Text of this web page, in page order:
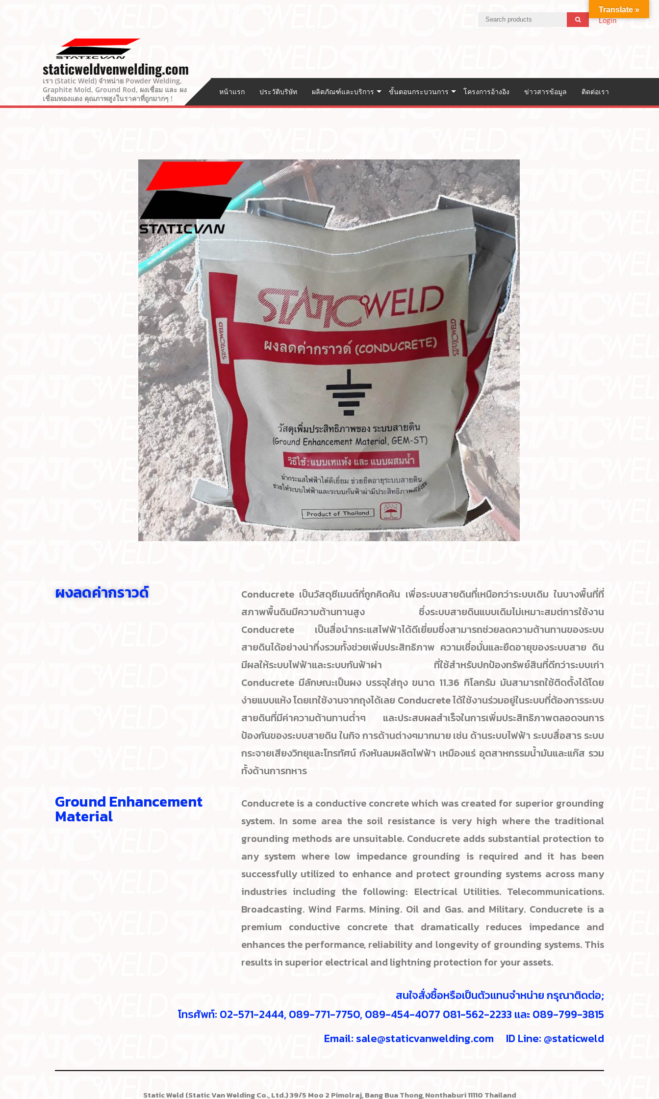
Login
staticweldvenwelding.com
เรา (Static Weld) จำหน่าย Powder Welding,
Graphite Mold, Ground Rod, ผงเชื่อม และ ผง
เชื่อมทองแดง คุณภาพสูงในราคาที่ถูกมากๆ !
หน้าแรก ประวัติบริษัท ผลิตภัณฑ์และบริการ ขั้นตอนกระบวนการ โครงการอ้างอิง ข่าวสารข้อมูล ติดต่อเรา
ผงลดค่ากราวด์
Conducrete เป็นวัสดุซีเมนต์ที่ถูกคิดค้น เพื่อระบบสายดินที่เหนือกว่าระบบเดิม ในบางพื้นที่ที่
สภาพพื้นดินมีความต้านทานสูง ซึ่งระบบสายดินแบบเดิมไม่เหมาะสมต่การใช้งาน
Conducrete เป็นสื่อนำกระแสไฟฟ้าได้ดีเยี่ยมซึ่งสามารถช่วยลดความต้านทานของระบบ
สายดินได้อย่างน่าทึ่งรวมทั้งช่วยเพิ่มประสิทธิภาพ ความเชื่อมั่นและยืดอายุของระบบสาย ดิน
มีผลให้ระบบไฟฟ้าและระบบกันฟ้าผ่า ที่ใช้สำหรับปกป้องทรัพย์สินที่ดีกว่าระบบเก่า
Conducrete มีลักษณะเป็นผง บรรจุใส่ถุง ขนาด 11.36 กิโลกรัม มันสามารถใช้ติดตั้งได้โดย
ง่ายแบบแห้ง โดยเทใช้งานจากถุงได้เลย Conducrete ได้ใช้งานร่วมอยู่ในระบบที่ต้องการระบบ
สายดินที่มีค่าความต้านทานต่ำๆ และประสบผลสำเร็จในการเพิ่มประสิทธิภาพตลอดจนการ
ป้องกันของระบบสายดิน ในกิจ การด้านต่างๆมากมาย เช่น ด้านระบบไฟฟ้า ระบบสื่อสาร ระบบ
กระจายเสียงวิทยุและโทรทัศน์ กังหันลมผลิตไฟฟ้า เหมืองแร่ อุตสาหกรรมน้ำมันและแก๊ส รวม
ทั้งด้านการทหาร
Ground Enhancement
Material
Conducrete is a conductive concrete which was created for superior grounding
system. In some area the soil resistance is very high where the traditional
grounding methods are unsuitable. Conducrete adds substantial protection to
any system where low impedance grounding is required and it has been
successfully utilized to enhance and protect grounding systems across many
industries including the following: Electrical Utilities. Telecommunications.
Broadcasting. Wind Farms. Mining. Oil and Gas. and Military. Conducrete is a
premium conductive concrete that dramatically reduces impedance and
enhances the performance, reliability and longevity of grounding systems. This
results in superior electrical and lightning protection for your assets.
สนใจสั่งซื้อหรือเป็นตัวแทนจำหน่าย กรุณาติดต่อ;
โทรศัพท์: 02-571-2444, 089-771-7750, 089-454-4077 081-562-2233 และ 089-799-3815
Email: sale@staticvanwelding.com ID Line: @staticweld
Static Weld (Static Van Welding Co., Ltd.) 39/5 Moo 2 Pimolraj, Bang Bua Thong, Nonthaburi 11110 Thailand
Translate »